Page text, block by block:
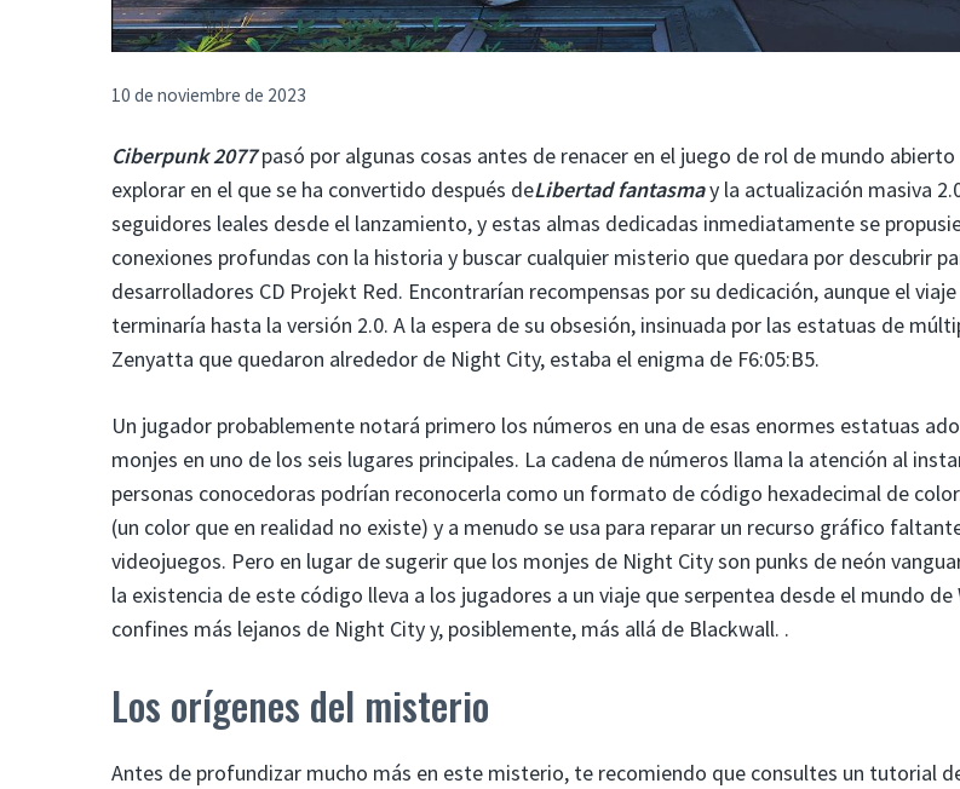
10 de noviembre de 2023
Ciberpunk 2077pasó por algunas cosas antes de renacer en el juego de rol de mundo abierto
explorar en el que se ha convertido después deLibertad fantasmay la actualización masiva
seguidores leales desde el lanzamiento, y estas almas dedicadas inmediatamente se
conexiones profundas con la historia y buscar cualquier misterio que quedara por descubrir
desarrolladores CD Projekt Red. Encontrarían recompensas por su dedicación, aunque el
terminaría hasta la versión 2.0. A la espera de su obsesión, insinuada por las estatuas de
Zenyatta que quedaron alrededor de Night City, estaba el enigma de F6:05:B5.
Un jugador probablemente notará primero los números en una de esas enormes estatuas
monjes en uno de los seis lugares principales. La cadena de números llama la atención al
personas conocedoras podrían reconocerla como un formato de código hexadecimal de
(un color que en realidad no existe) y a menudo se usa para reparar un recurso gráfico
videojuegos. Pero en lugar de sugerir que los monjes de Night City son punks de neón
la existencia de este código lleva a los jugadores a un viaje que serpentea desde el mundo
confines más lejanos de Night City y, posiblemente, más allá de Blackwall. .
Los orígenes del misterio
Antes de profundizar mucho más en este misterio, te recomiendo que consultes un tutorial